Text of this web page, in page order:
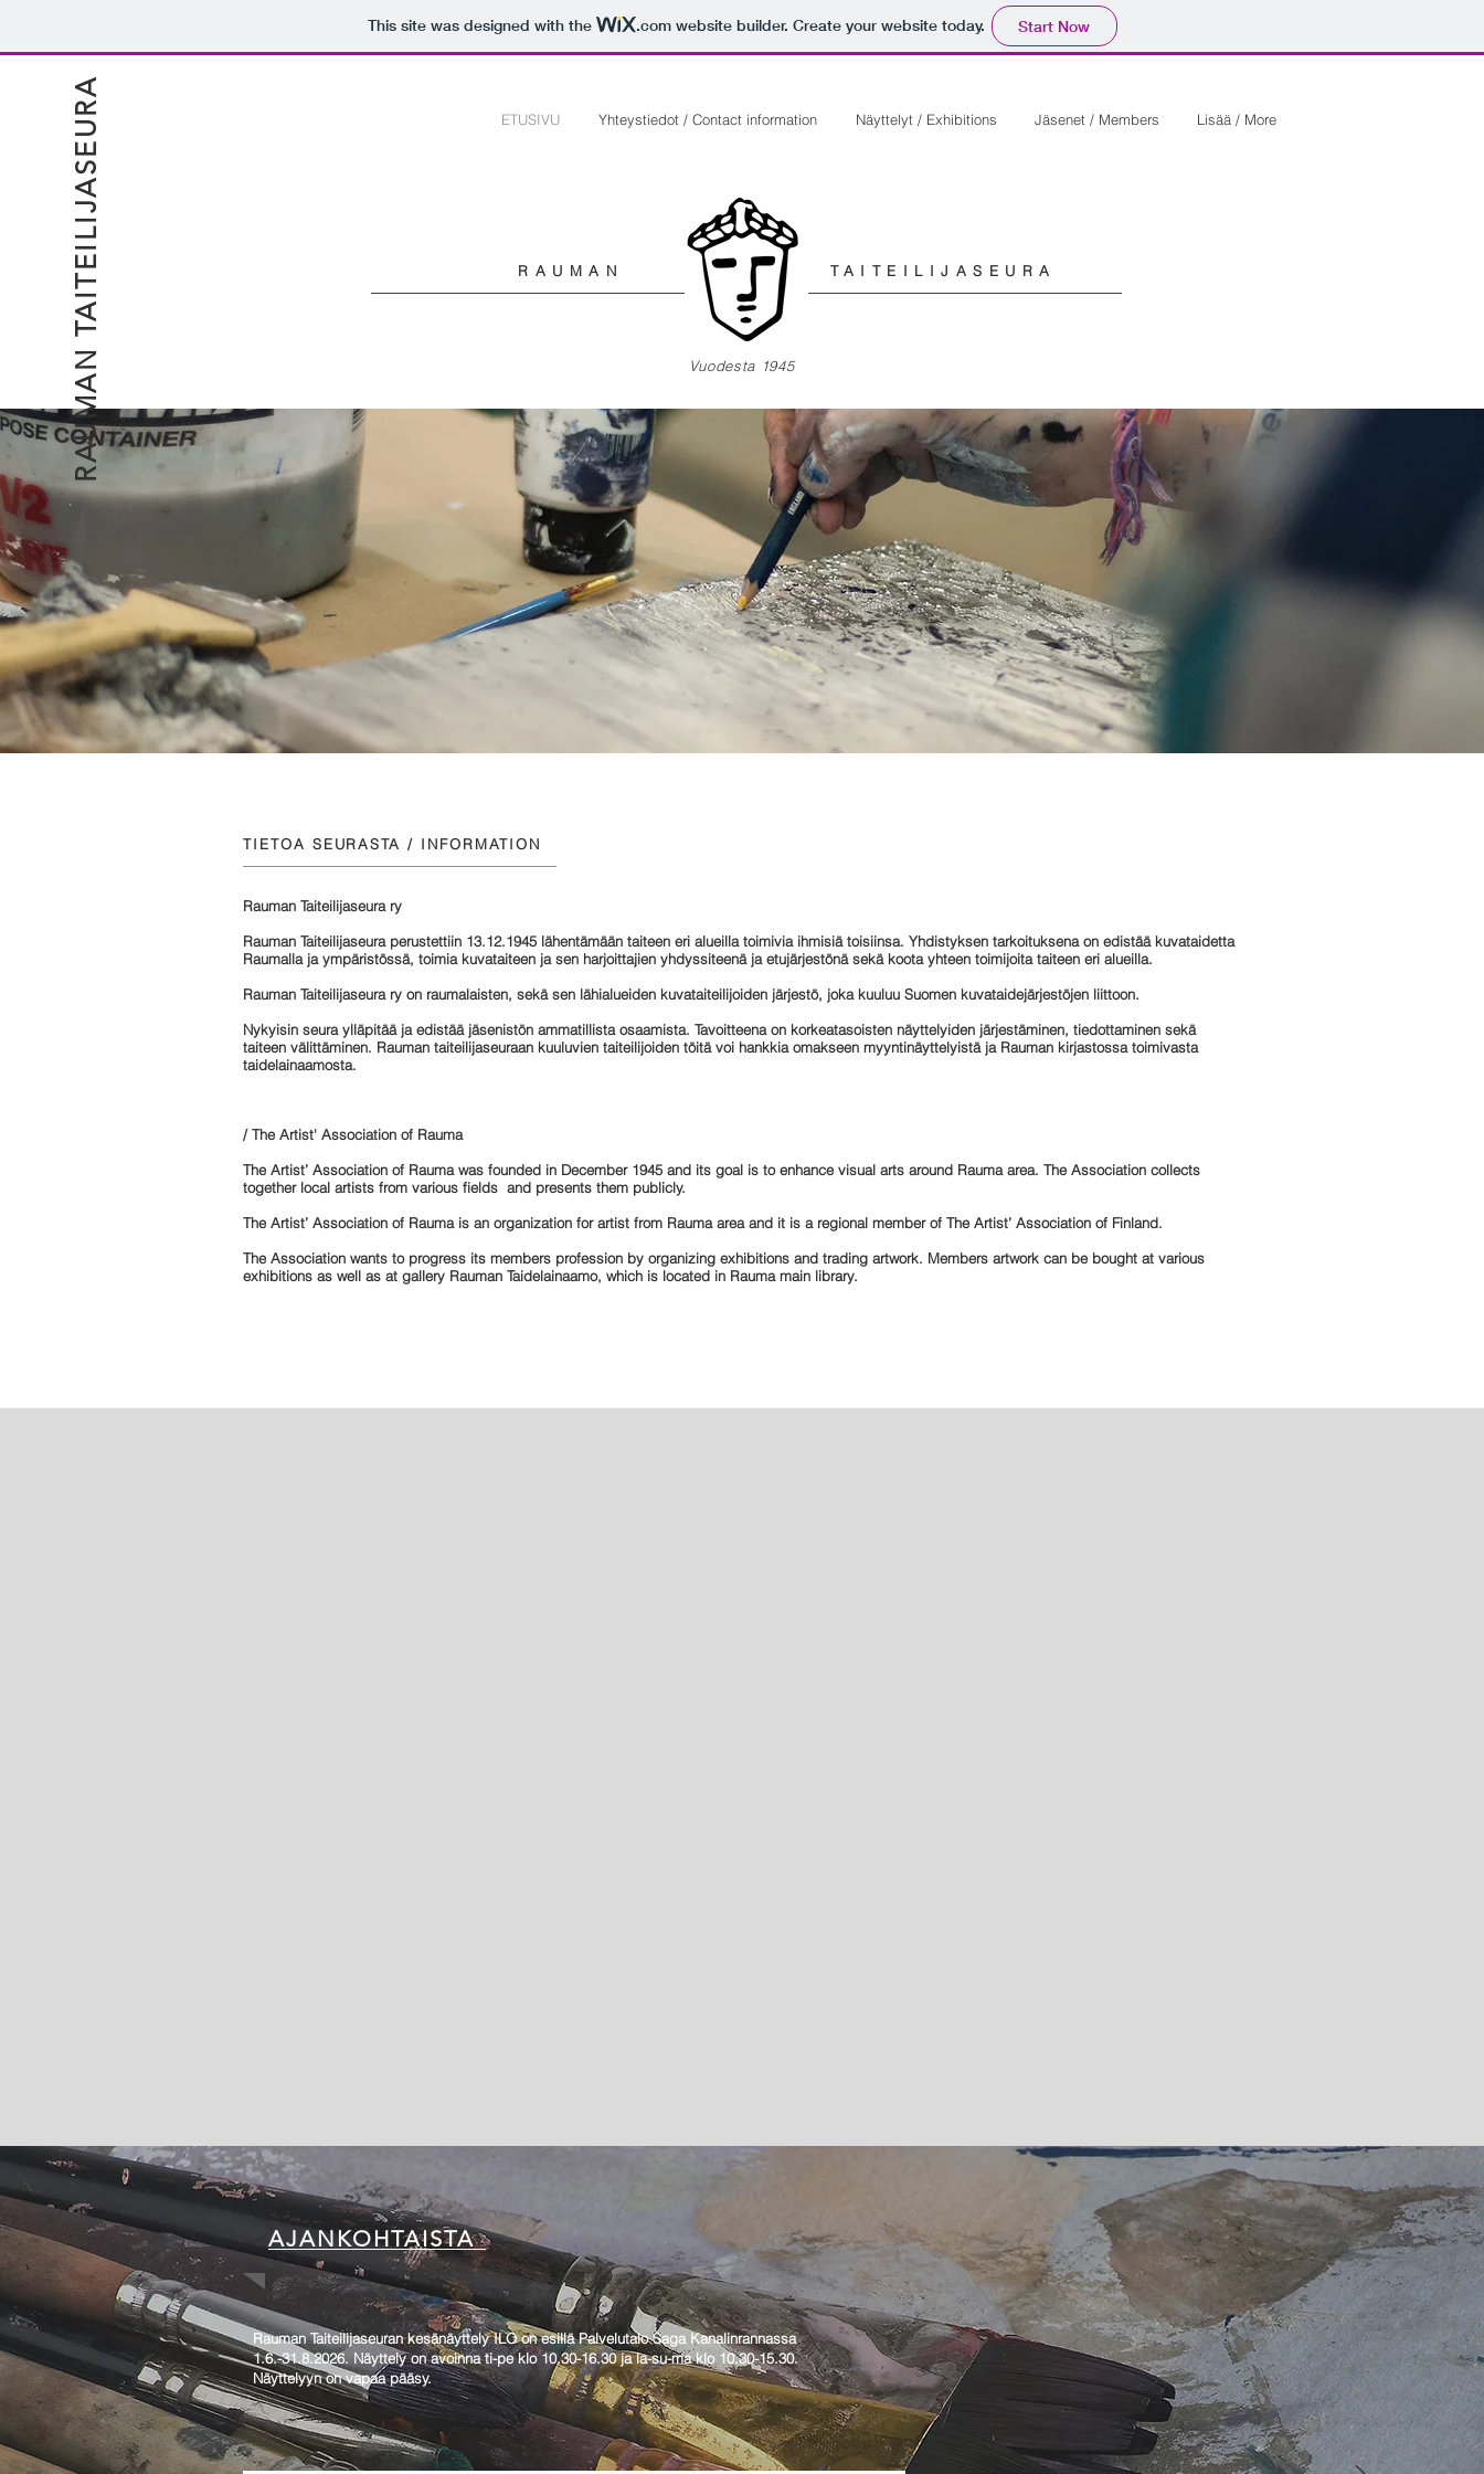
This site was designed with the .comwebsite builder. Create your website today. Start Now
RAUMAN TAITEILIJASEURA ETUSIVU Yhteystiedot / Contact information Näyttelyt / Exhibitions Jäsenet / Members Lisää / More
RAUMAN TAITEILIJASEURA
Vuodesta 1945
TIETOA SEURASTA / INFORMATION
Rauman Taiteilijaseura ry
Rauman Taiteilijaseura perustettiin 13.12.1945 lähentämään taiteen eri alueilla toimivia ihmisiä toisiinsa. Yhdistyksen tarkoituksena on edistää kuvataidetta
Raumalla ja ympäristössä, toimia kuvataiteen ja sen harjoittajien yhdyssiteenä ja etujärjestönä sekä koota yhteen toimijoita taiteen eri alueilla.
Rauman Taiteilijaseura ry on raumalaisten, sekä sen lähialueiden kuvataiteilijoiden järjestö, joka kuuluu Suomen kuvataidejärjestöjen liittoon.
Nykyisin seura ylläpitää ja edistää jäsenistön ammatillista osaamista. Tavoitteena on korkeatasoisten näyttelyiden järjestäminen, tiedottaminen sekä
taiteen välittäminen. Rauman taiteilijaseuraan kuuluvien taiteilijoiden töitä voi hankkia omakseen myyntinäyttelyistä ja Rauman kirjastossa toimivasta
taidelainaamosta.
/The Artist' Association of Rauma
The Artist’ Association of Rauma was founded in December 1945 and its goal is to enhance visual arts around Rauma area. The Association collects
together local artists from various fields and presents them publicly.
The Artist’ Association of Rauma is an organization for artist from Rauma area and it is a regional member of The Artist’ Association of Finland.
The Association wants to progress its members profession by organizing exhibitions and trading artwork. Members artwork can be bought at various
exhibitions as well as at gallery Rauman Taidelainaamo, which is located in Rauma main library.
AJANKOHTAISTA
Rauman Taiteilijaseuran kesänäyttely ILO on esillä Palvelutalo Saga Kanalinrannassa
1.6.-31.8.2026. Näyttely on avoinna ti-pe klo 10.30-16.30 ja la-su-ma klo 10.30-15.30.
Näyttelyyn on vapaa pääsy.